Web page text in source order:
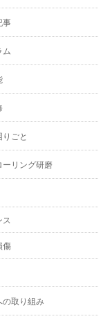
事
ム
ごと
ーリング研磨
ス
傷
の取り組み